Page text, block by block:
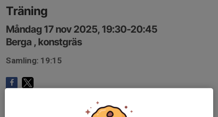
Träning
Måndag 17 nov 2025, 19:30-20:45
Berga , konstgräs
Samling: 19:15